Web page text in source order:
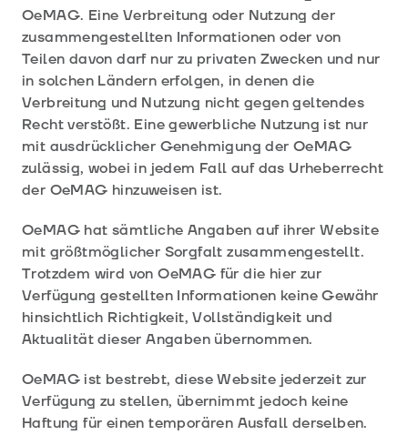
OeMAG. Eine Verbreitung oder Nutzung der
zusammengestellten Informationen oder von
Teilen davon darf nur zu privaten Zwecken und nur
in solchen Ländern erfolgen, in denen die
Verbreitung und Nutzung nicht gegen geltendes
Recht verstößt. Eine gewerbliche Nutzung ist nur
mit ausdrücklicher Genehmigung der OeMAG
zulässig, wobei in jedem Fall auf das Urheberrecht
der OeMAG hinzuweisen ist.
OeMAG hat sämtliche Angaben auf ihrer Website
mit größtmöglicher Sorgfalt zusammengestellt.
Trotzdem wird von OeMAG für die hier zur
Verfügung gestellten Informationen keine Gewähr
hinsichtlich Richtigkeit, Vollständigkeit und
Aktualität dieser Angaben übernommen.
OeMAG ist bestrebt, diese Website jederzeit zur
Verfügung zu stellen, übernimmt jedoch keine
Haftung für einen temporären Ausfall derselben.